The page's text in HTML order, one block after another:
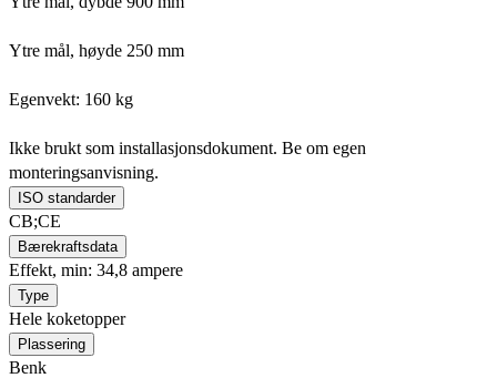
Ytre mål, høyde 250 mm
Egenvekt: 160 kg
Ikke brukt som installasjonsdokument. Be om egen
monteringsanvisning.
ISO standarder
CB;CE
Bærekraftsdata
Effekt, min: 34,8 ampere
Type
Hele koketopper
Plassering
Benk